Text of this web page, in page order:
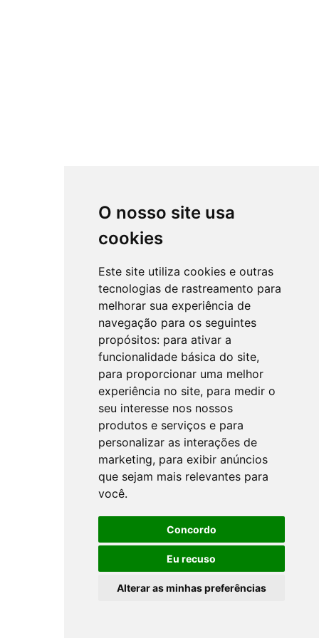
O nosso site usa
cookies
Este site utiliza cookies e outras
tecnologias de rastreamento para
melhorar sua experiência de
navegação para os seguintes
propósitos: para ativar a
funcionalidade básica do site,
para proporcionar uma melhor
experiência no site, para medir o
seu interesse nos nossos
produtos e serviços e para
personalizar as interações de
marketing, para exibir anúncios
que sejam mais relevantes para
você.
Concordo
Eu recuso
Alterar as minhas preferências